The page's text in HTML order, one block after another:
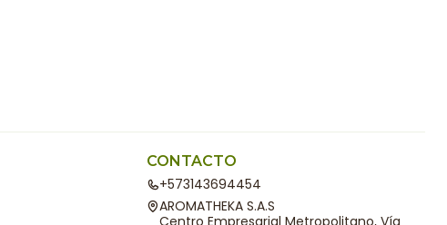
CONTACTO
+573143694454
AROMATHEKA S.A.S
Centro Empresarial Metropolitano, Vía